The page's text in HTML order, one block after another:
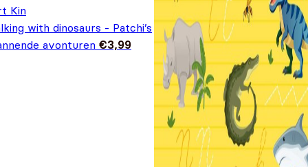
Kin
with dinosaurs - Patchi’s
avonturen €3,99